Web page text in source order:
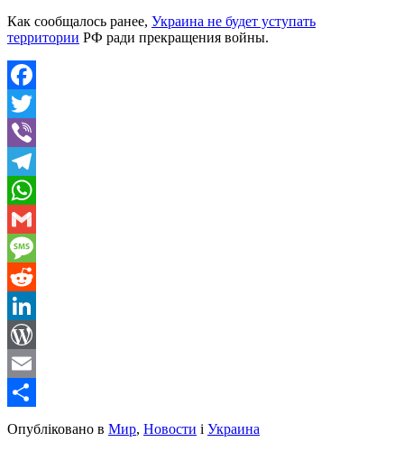
Как сообщалось ранее, Украина не будет уступать
территории РФ ради прекращения войны.
Facebook
Twitter
Viber
Telegram
WhatsApp
Gmail
Message
Reddit
LinkedIn
WordPress
Email
Share
Опубліковано в Мир, Новости і Украина